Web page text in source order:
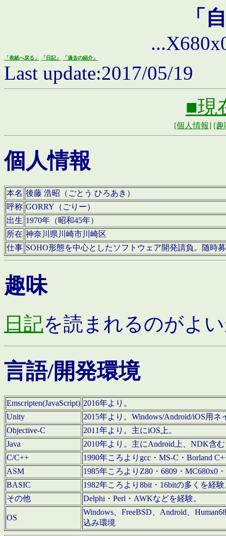
「
「表紙へ戻る」 「日記」 「過去の紹介」
Last update:2017/05/19
■現
[個人情報] [趣
個人情報
本名 後藤 浩昭（ごとう ひろあき）
呼称 GORRY（ごりー）
出生 1970年（昭和45年）
所在 神奈川県川崎市川崎区
仕事 SOHO形態を中心としたソフトウェア開発請負。随時
趣味
日記を読まれるのがよ
言語/開発環境
Emscripten(JavaScript) 2016年より。
Unity
2015年より。Windows/Android/iOS用
Objective-C
2011年より。主にiOS上。
Java
2010年より。主にAndroid上、NDK含
C/C++
1990年ころよりgcc・MS-C・Borland
ASM
1985年ころよりZ80・6809・MC680x0
BASIC
1982年ころより8bit・16bitの多くを経
その他
Delphi・Perl・AWKなどを経験。
OS
Windows、FreeBSD、Android、
込み環境